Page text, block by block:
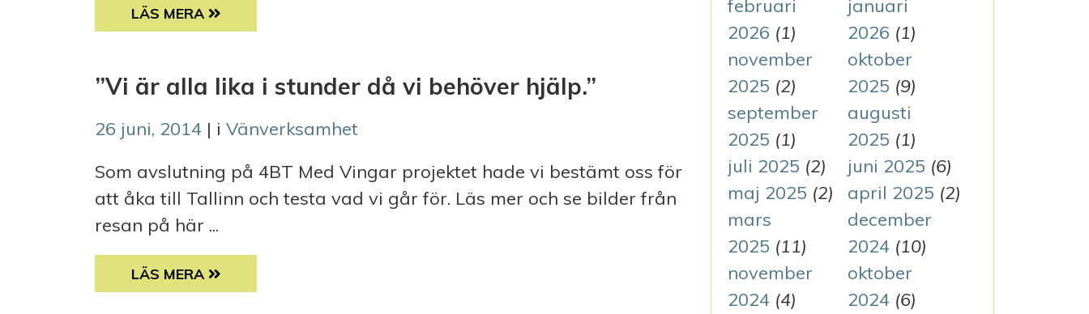
GÄSTBLOGGARE: KOMMUNIKATIONSKONSULT ELLI FLÉN
LÄS MERA
”Vi är alla lika i stunder då vi behöver hjälp.”
26 juni, 2014 | i Vänverksamhet
Som avslutning på 4BT Med Vingar projektet hade vi bestämt oss för
att åka till Tallinn och testa vad vi går för. Läs mer och se bilder från
resan på här ...
”VI ÄR ALLA LIKA I STUNDER DÅ VI BEHÖVER HJÄLP.”
LÄS MERA
:
februari
2026 (1)
januari
2026 (1)
november
2025 (2)
oktober
2025 (9)
september
2025 (1)
augusti
2025 (1)
juli 2025 (2) juni 2025 (6)
maj 2025 (2) april 2025 (2)
mars
2025 (11)
december
2024(10)
november
2024 (4)
oktober
2024(6)